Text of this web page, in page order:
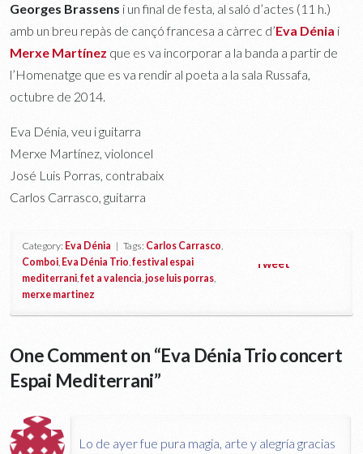
Georges Brassens i un final de festa, al saló d’actes (11 h.)
amb un breu repàs de cançó francesa a càrrec d’Eva Dénia i
Merxe Martínez que es va incorporar a la banda a partir de
l’Homenatge que es va rendir al poeta a la sala Russafa,
octubre de 2014.
Eva Dénia, veu i guitarra
Merxe Martínez, violoncel
José Luis Porras, contrabaix
Carlos Carrasco, guitarra
Category: Eva Dénia | Tags: Carlos Carrasco,
Comboi, Eva Dénia Trio,festival espai
mediterrani,fet a valencia,jose luis porras,
merxe martinez
Tweet
One Comment on “Eva Dénia Trio concert
Espai Mediterrani”
Lo de ayer fue pura magia, arte y alegría gracias